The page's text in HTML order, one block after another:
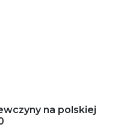
na polskiej